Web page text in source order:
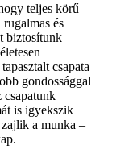
teljes körű
és
biztosítunk
csapata
gondossággal
csapatunk
is igyekszik
a munka –